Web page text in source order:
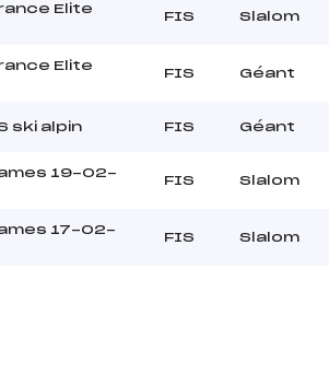
Elite
FIS Slalom
Elite
FIS Géant
ski alpin FIS Géant
19-02-
FIS Slalom
17-02-
FIS Slalom